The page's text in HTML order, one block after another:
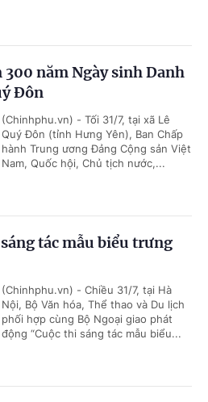
năm Ngày sinh Danh
Đôn
(Chinhphu.vn) - Tối 31/7, tại xã Lê
Quý Đôn (tỉnh Hưng Yên), Ban Chấp
hành Trung ương Đảng Cộng sản Việt
Nam, Quốc hội, Chủ tịch nước,...
tác mẫu biểu trưng
(Chinhphu.vn) - Chiều 31/7, tại Hà
Nội, Bộ Văn hóa, Thể thao và Du lịch
phối hợp cùng Bộ Ngoại giao phát
động “Cuộc thi sáng tác mẫu biểu...